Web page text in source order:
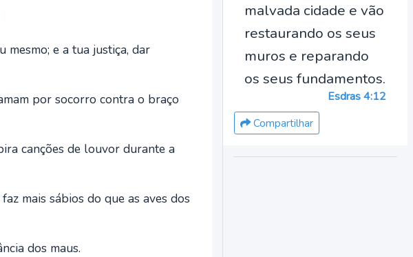
e a tua justiça, dar
por socorro contra o braço
canções de louvor durante a
mais sábios do que as aves dos
dos maus.
malvada cidade e vão
restaurando os seus
muros e reparando
os seus fundamentos.
Esdras 4:12
Compartilhar